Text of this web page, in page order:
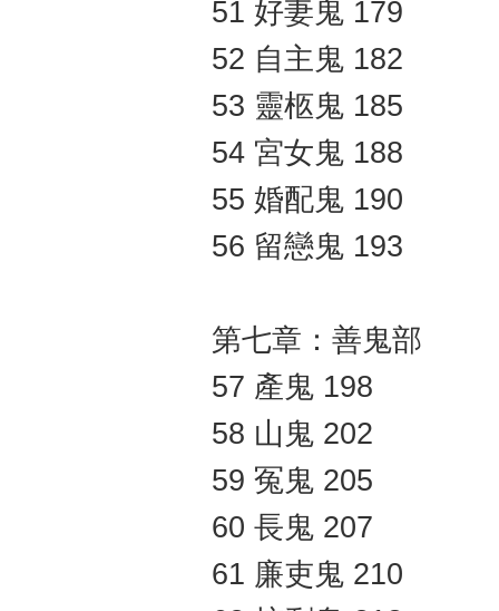
51 好妻鬼 179
52 自主鬼 182
53 靈柩鬼 185
54 宮女鬼 188
55 婚配鬼 190
56 留戀鬼 193
第七章：善鬼部
57 產鬼 198
58 山鬼 202
59 冤鬼 205
60 長鬼 207
61 廉吏鬼 210